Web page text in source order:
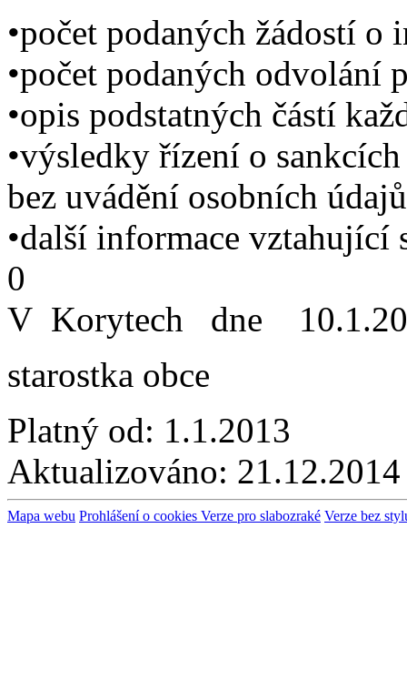
•počet podaných žádostí o
•počet podaných odvolání
•opis podstatných částí
•výsledky řízení o
bez uvádění osobních
•další informace vztahující
0
V Korytech dne
starostka obce
Platný od: 1.1.2013
Aktualizováno: 21.12.2014
Mapa webu Prohlášení o cookies Verze pro slabozraké Verze bez